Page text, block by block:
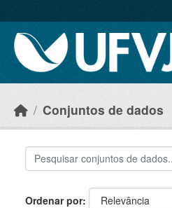
Conjuntos de dados
Ordenar por